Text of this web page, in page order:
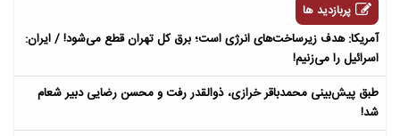
پربازدید ها
آمریکا: هدف زیرساخت‌های انرژی است؛ برق کل تهران قطع می‌شود! / ایران:
اسرائیل را می‌زنیم!
طبق پیش‌بینی محمدباقر خرازی، ذوالقدر رفت و محسن رضایی دبیر شعام
شد!